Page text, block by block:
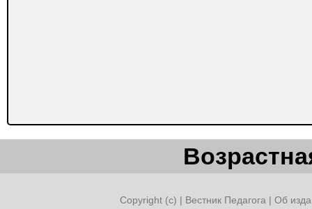
Copyright (c) | Вестник Педагога | Об